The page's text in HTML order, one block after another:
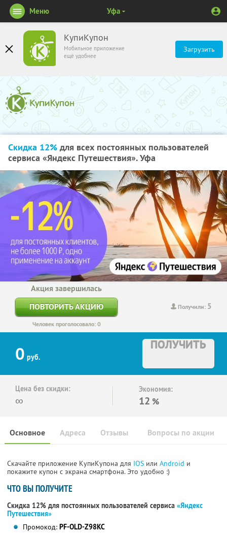
КупиКупон
Мобильное приложение
ещё удобнее
Загрузить
Меню Уфа
Скидка 12% для всех постоянных пользователей
сервиса «Яндекс Путешествия». Уфа
Получили: 5
Акция завершилась
ПОВТОРИТЬ АКЦИЮ
Человек проголосовало: 0
0 руб.
ПОЛУЧИТЬ
Цена без скидки:
∞
Экономия:
12 %
Основное Отзывы Вопросы по акции
Адреса
Скачайте приложение КупиКупона для IOS или Android и
покажите купон с экрана смартфона. Это удобно :)
ЧТО ВЫ ПОЛУЧИТЕ
Скидка 12% для постоянных пользователей сервиса «Яндекс
Путешествия»
Промокод: PF-OLD-Z98KC